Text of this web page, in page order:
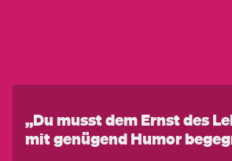
„Du musst dem Ernst des
mit genügend Humor